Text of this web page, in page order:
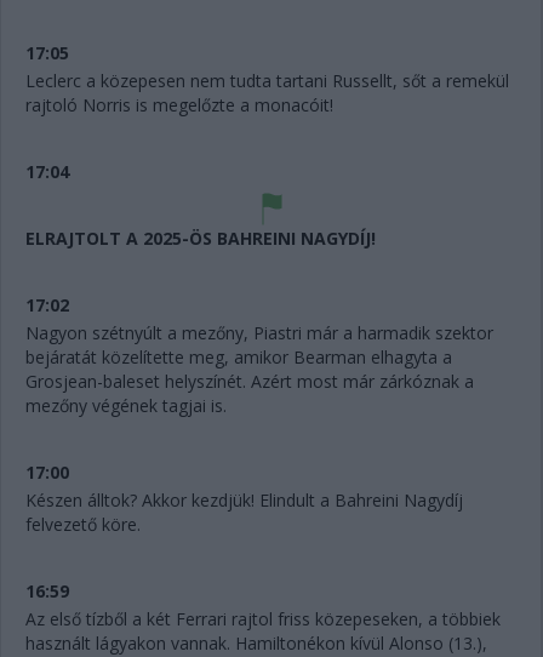
17:05
Leclerc a közepesen nem tudta tartani Russellt, sőt a remekül
rajtoló Norris is megelőzte a monacóit!
17:04
ELRAJTOLT A 2025-ÖS BAHREINI NAGYDÍJ!
17:02
Nagyon szétnyúlt a mezőny, Piastri már a harmadik szektor
bejáratát közelítette meg, amikor Bearman elhagyta a
Grosjean-baleset helyszínét. Azért most már zárkóznak a
mezőny végének tagjai is.
17:00
Készen álltok? Akkor kezdjük! Elindult a Bahreini Nagydíj
felvezető köre.
16:59
Az első tízből a két Ferrari rajtol friss közepeseken, a többiek
használt lágyakon vannak. Hamiltonékon kívül Alonso (13.),